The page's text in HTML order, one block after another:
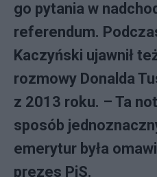
go pytania w
referendum.
Kaczyński ujawnił
rozmowy Donalda
z 2013 roku. – Ta
sposób
emerytur była
prezes PiS.